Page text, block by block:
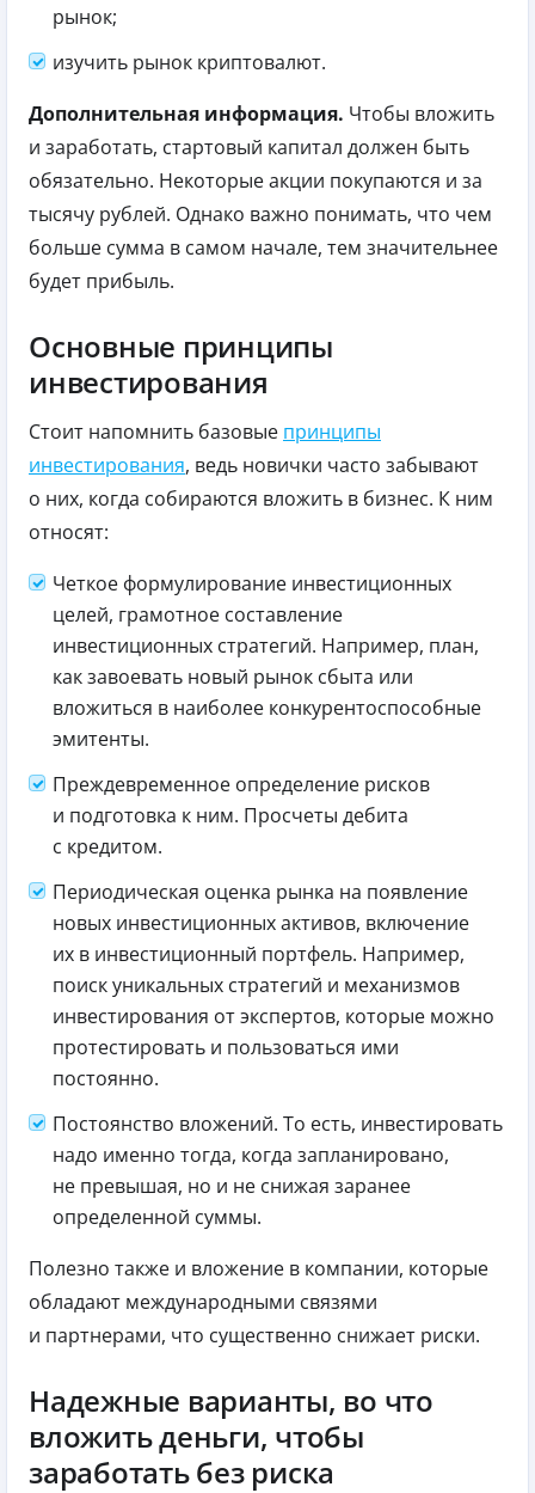
рынок;
изучить рынок криптовалют.
Дополнительная информация. Чтобы вложить
и заработать, стартовый капитал должен быть
обязательно. Некоторые акции покупаются и за
тысячу рублей. Однако важно понимать, что чем
больше сумма в самом начале, тем значительнее
будет прибыль.
Основные принципы
инвестирования
Стоит напомнить базовые принципы
инвестирования, ведь новички часто забывают
о них, когда собираются вложить в бизнес. К ним
относят:
Четкое формулирование инвестиционных
целей, грамотное составление
инвестиционных стратегий. Например, план,
как завоевать новый рынок сбыта или
вложиться в наиболее конкурентоспособные
эмитенты.
Преждевременное определение рисков
и подготовка к ним. Просчеты дебита
с кредитом.
Периодическая оценка рынка на появление
новых инвестиционных активов, включение
их в инвестиционный портфель. Например,
поиск уникальных стратегий и механизмов
инвестирования от экспертов, которые можно
протестировать и пользоваться ими
постоянно.
Постоянство вложений. То есть, инвестировать
надо именно тогда, когда запланировано,
не превышая, но и не снижая заранее
определенной суммы.
Полезно также и вложение в компании, которые
обладают международными связями
и партнерами, что существенно снижает риски.
Надежные варианты, во что
вложить деньги, чтобы
заработать без риска